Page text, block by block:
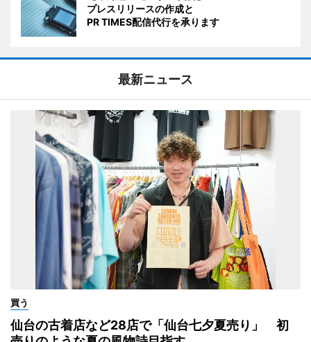
プレスリリースの作成と
PR TIMES配信代行を承ります
最新ニュース
買う
仙台の古着店など28店で「仙台七夕夏売り」 初